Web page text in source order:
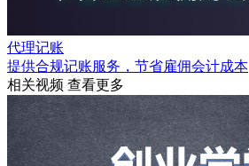
代理记账
提供合规记账服务，节省雇佣会计成本
相关视频 查看更多